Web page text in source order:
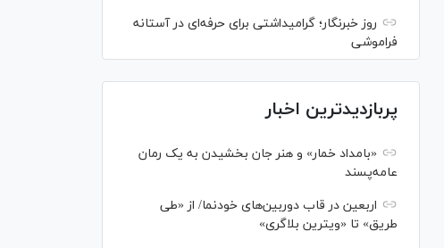
روز خبرنگار؛ گرامیداشتی برای حرفه‌ای در آستانه
فراموشی
پربازدیدترین اخبار
«بامداد خمار» و هنر جان بخشیدن به یک رمان
عامه‌پسند
اربعین در قاب دوربین‌های خودنما/ از «طی
طریق» تا «ویترین بلاگری»